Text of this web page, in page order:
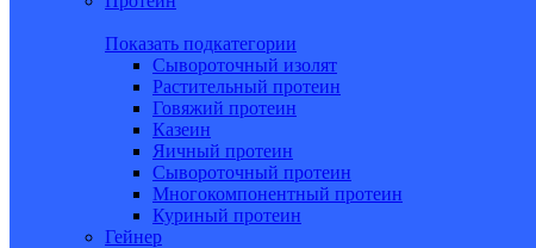
Показать подкатегории
Сывороточный изолят
Растительный протеин
Говяжий протеин
Казеин
Яичный протеин
Сывороточный протеин
Многокомпонентный протеин
Куриный протеин
Гейнер